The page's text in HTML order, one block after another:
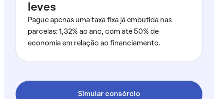
leves
Pague apenas uma taxa fixa já embutida nas
parcelas: 1,32% ao ano, com até 50% de
economia em relação ao financiamento.
Simular consórcio